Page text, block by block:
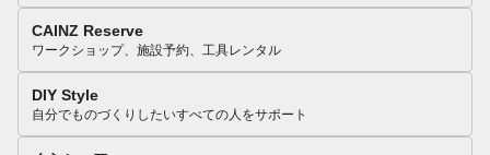
CAINZ Reserve
ワークショップ、施設予約、工具レンタル
DIY Style
自分でものづくりしたいすべての人をサポート